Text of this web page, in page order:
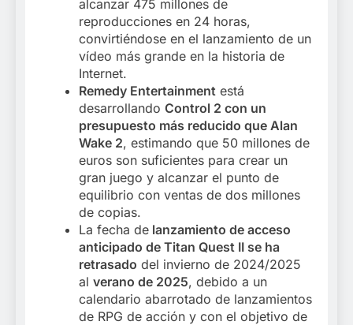
alcanzar 475 millones de
reproducciones en 24 horas,
convirtiéndose en el lanzamiento de un
vídeo más grande en la historia de
Internet.
Remedy Entertainment está
desarrollando Control 2 con un
presupuesto más reducido que Alan
Wake 2, estimando que 50 millones de
euros son suficientes para crear un
gran juego y alcanzar el punto de
equilibrio con ventas de dos millones
de copias.
La fecha de lanzamiento de acceso
anticipado de Titan Quest II se ha
retrasado del invierno de 2024/2025
al verano de 2025, debido a un
calendario abarrotado de lanzamientos
de RPG de acción y con el objetivo de